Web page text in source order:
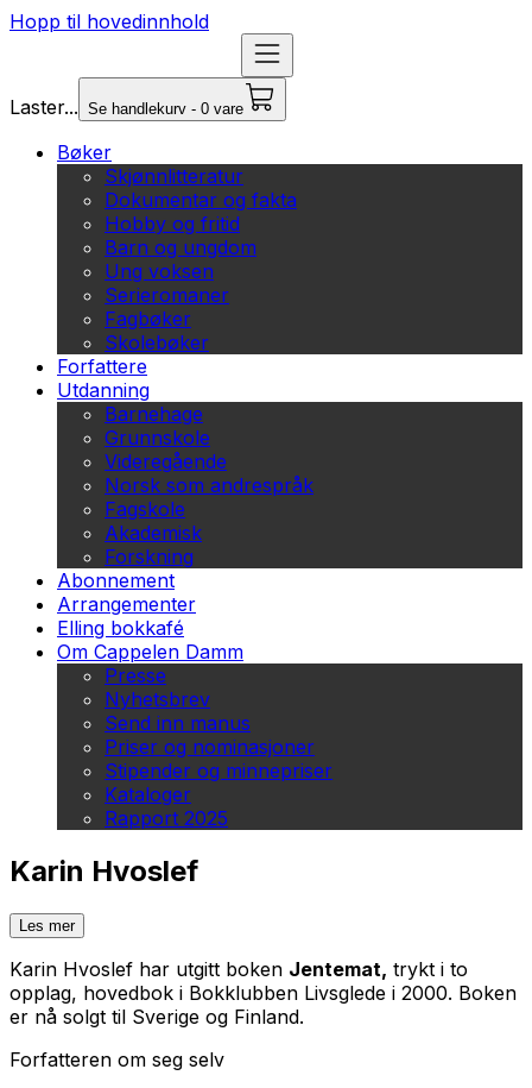
Hopp til hovedinnhold
Laster... Se handlekurv - 0 vare
Bøker
Skjønnlitteratur
Dokumentar og fakta
Hobby og fritid
Barn og ungdom
Ung voksen
Serieromaner
Fagbøker
Skolebøker
Forfattere
Utdanning
Barnehage
Grunnskole
Videregående
Norsk som andrespråk
Fagskole
Akademisk
Forskning
Abonnement
Arrangementer
Elling bokkafé
Om Cappelen Damm
Presse
Nyhetsbrev
Send inn manus
Priser og nominasjoner
Stipender og minnepriser
Kataloger
Rapport 2025
Karin Hvoslef
Les mer
Karin Hvoslef har utgitt boken Jentemat, trykt i to
opplag, hovedbok i Bokklubben Livsglede i 2000. Boken
er nå solgt til Sverige og Finland.
Forfatteren om seg selv